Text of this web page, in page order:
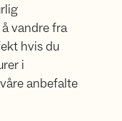
vandre fra
hvis du
i
anbefalte